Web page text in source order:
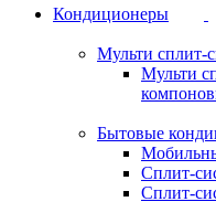
Кондиционеры
Мульти сплит-
Мульти
Бытовые
Сплит-
Сплит-